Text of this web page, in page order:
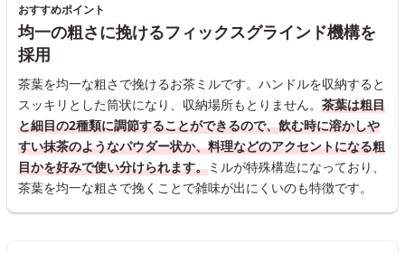
おすすめポイント
均一の粗さに挽けるフィックスグラインド機構を
採用
茶葉を均一な粗さで挽けるお茶ミルです。ハンドルを収納すると
スッキリとした筒状になり、収納場所もとりません。 茶葉は粗目
と細目の2種類に調節することができるので、飲む時に溶かしや
すい抹茶のようなパウダー状か、料理などのアクセントになる粗
目かを好みで使い分けられます。ミルが特殊構造になっており、
茶葉を均一な粗さで挽くことで雑味が出にくいのも特徴です。